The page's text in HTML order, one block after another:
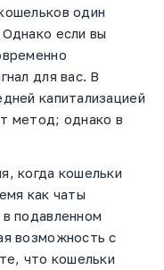
один
если вы
для вас. В
капитализацией
метод; однако в
когда кошельки
как чаты
подавленном
возможность с
что кошельки